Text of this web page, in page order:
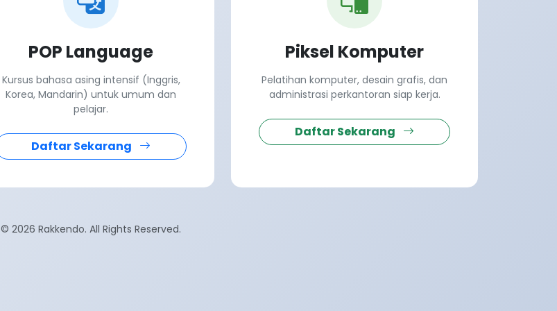
POP Language
Kursus bahasa asing intensif (Inggris,
Korea, Mandarin) untuk umum dan
pelajar.
Daftar Sekarang
Piksel Komputer
Pelatihan komputer, desain grafis, dan
administrasi perkantoran siap kerja.
Daftar Sekarang
© 2026 Rakkendo. All Rights Reserved.